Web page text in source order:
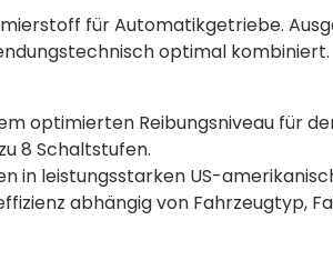
für Automatikgetriebe.
optimal kombiniert.
optimierten Reibungsniveau für
8 Schaltstufen.
in leistungsstarken US-
abhängig von Fahrzeugtyp,